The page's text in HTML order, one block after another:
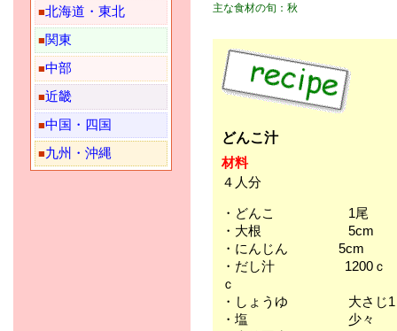
■北海道・東北
■関東
■中部
■近畿
■中国・四国
■九州・沖縄
主な食材の旬：秋
どんこ汁
材料
４人分
・どんこ 1尾
・大根 5cm
・にんじん 5cm
・だし汁 1200ｃ
ｃ
・しょうゆ 大さじ1
・塩 少々